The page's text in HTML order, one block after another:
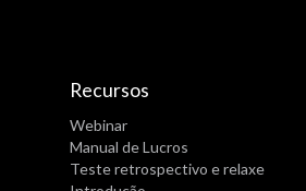
Recursos
Webinar
Manual de Lucros
Teste retrospectivo e relaxe